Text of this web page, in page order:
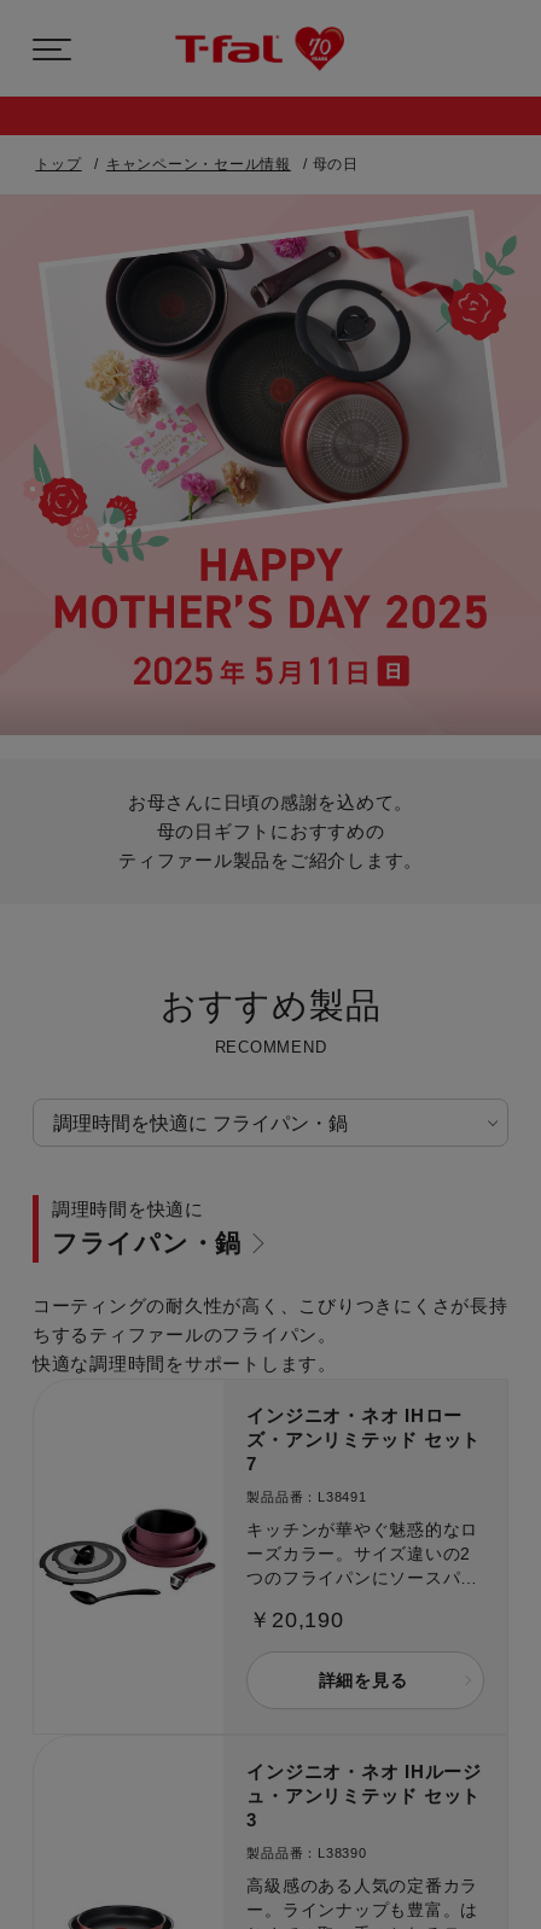
トップ キャンペーン・セール情報 母の日
お母さんに日頃の感謝を込めて。
母の日ギフトにおすすめの
ティファール製品をご紹介します。
おすすめ製品
RECOMMEND
フライパン・鍋
調理時間を快適に
コーティングの耐久性が高く、こびりつきにくさが長持
ちするティファールのフライパン。
快適な調理時間をサポートします。
インジニオ・ネオ IHロー
ズ・アンリミテッド セット
7
製品品番：L38491
キッチンが華やぐ魅惑的なロ
ーズカラー。サイズ違いの2
つのフライパンにソースパ
り付けにも便利なスプーンが
入った使い勝手の良い組み合
わせ。オンライン限定7点セ
ット。
￥20,190
詳細を見る
インジニオ・ネオ IHルージ
ュ・アンリミテッド セット
3
製品品番：L38390
高級感のある人気の定番カラ
ー。ラインナップも豊富。は